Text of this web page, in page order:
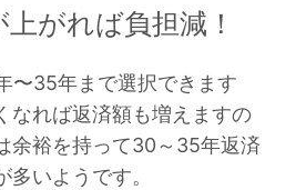
がれば負担減！
〜35年まで選択できます
なれば返済額も増えますの
余裕を持って30～35年返済
いようです。